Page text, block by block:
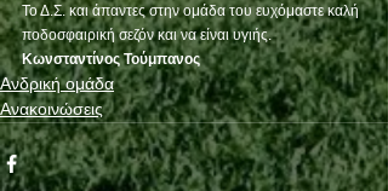
Το Δ.Σ. και άπαντες στην ομάδα του ευχόμαστε καλή
ποδοσφαιρική σεζόν και να είναι υγιής.
Κωνσταντίνος Τούμπανος
Ανδρική ομάδα
Ανακοινώσεις